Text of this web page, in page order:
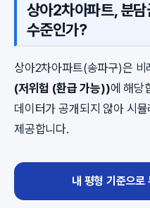
상아2차아파트, 분
수준인가?
상아2차아파트(송파구)은 비
(저위험 (환급 가능))에 해당
데이터가 공개되지 않아 시
제공합니다.
내 평형 기준으로